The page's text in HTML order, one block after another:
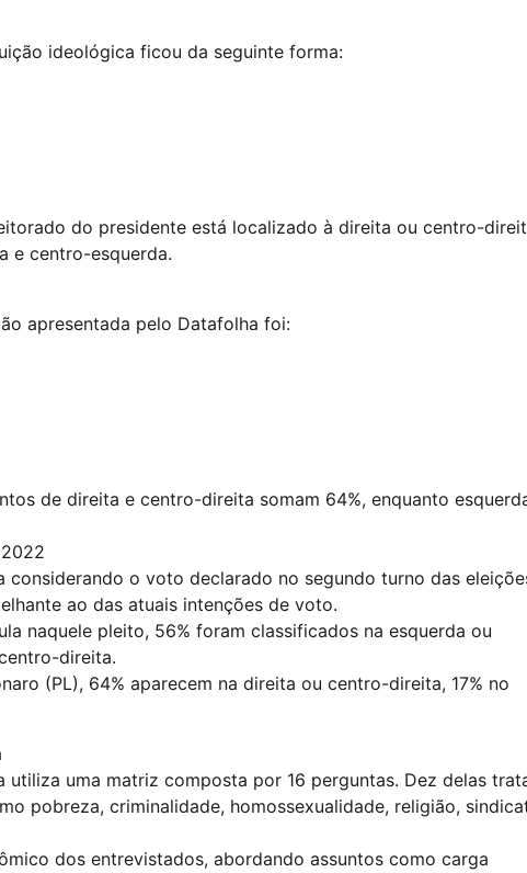
ideológica ficou da seguinte forma:
do presidente está localizado à direita ou centro-
e centro-esquerda.
apresentada pelo Datafolha foi:
de direita e centro-direita somam 64%, enquanto
o voto declarado no segundo turno das
ao das atuais intenções de voto.
naquele pleito, 56% foram classificados na esquerda ou
direita.
(PL), 64% aparecem na direita ou centro-direita, 17% no
uma matriz composta por 16 perguntas. Dez delas
pobreza, criminalidade, homossexualidade, religião,
dos entrevistados, abordando assuntos como carga